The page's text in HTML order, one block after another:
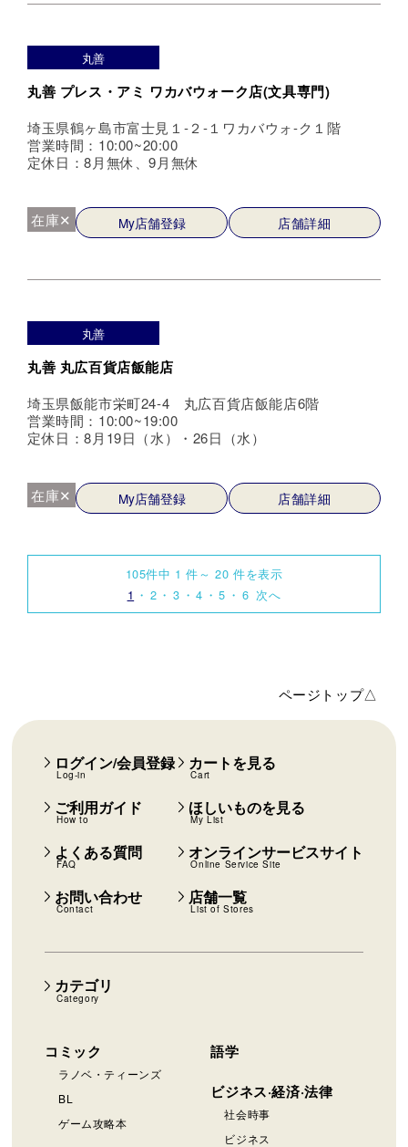
丸善
丸善 プレス・アミ ワカバウォーク店(文具専門)
埼玉県鶴ヶ島市富士見１-２-１ワカバウォ-ク１階
営業時間：10:00~20:00
定休日：8月無休、9月無休
在庫✕ My店舗登録 店舗詳細
丸善
丸善 丸広百貨店飯能店
埼玉県飯能市栄町24-4 丸広百貨店飯能店6階
営業時間：10:00~19:00
定休日：8月19日（水）・26日（水）
在庫✕ My店舗登録 店舗詳細
105件中 1 件～ 20 件を表示
1
2 3 4 5 6 次へ
ページトップ△
カテゴリ
Category
コミック
ラノベ・ティーンズ
BL
ゲーム攻略本
語学
ビジネス·経済·法律
社会時事
ビジネス
ログイン/会員登録
Log-in
カートを見る
Cart
ご利用ガイド
How to
ほしいものを見る
My List
よくある質問
FAQ
オンラインサービスサイト
Online Service Site
お問い合わせ
Contact
店舗一覧
List of Stores